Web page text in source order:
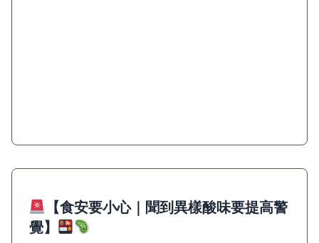
【食安要小心｜聞到異樣酸味要提高警
覺】